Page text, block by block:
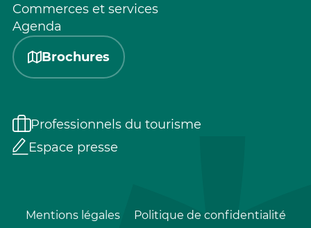
Commerces et services
Agenda
Brochures
Professionnels du tourisme
Espace presse
Mentions légales Politique de confidentialité